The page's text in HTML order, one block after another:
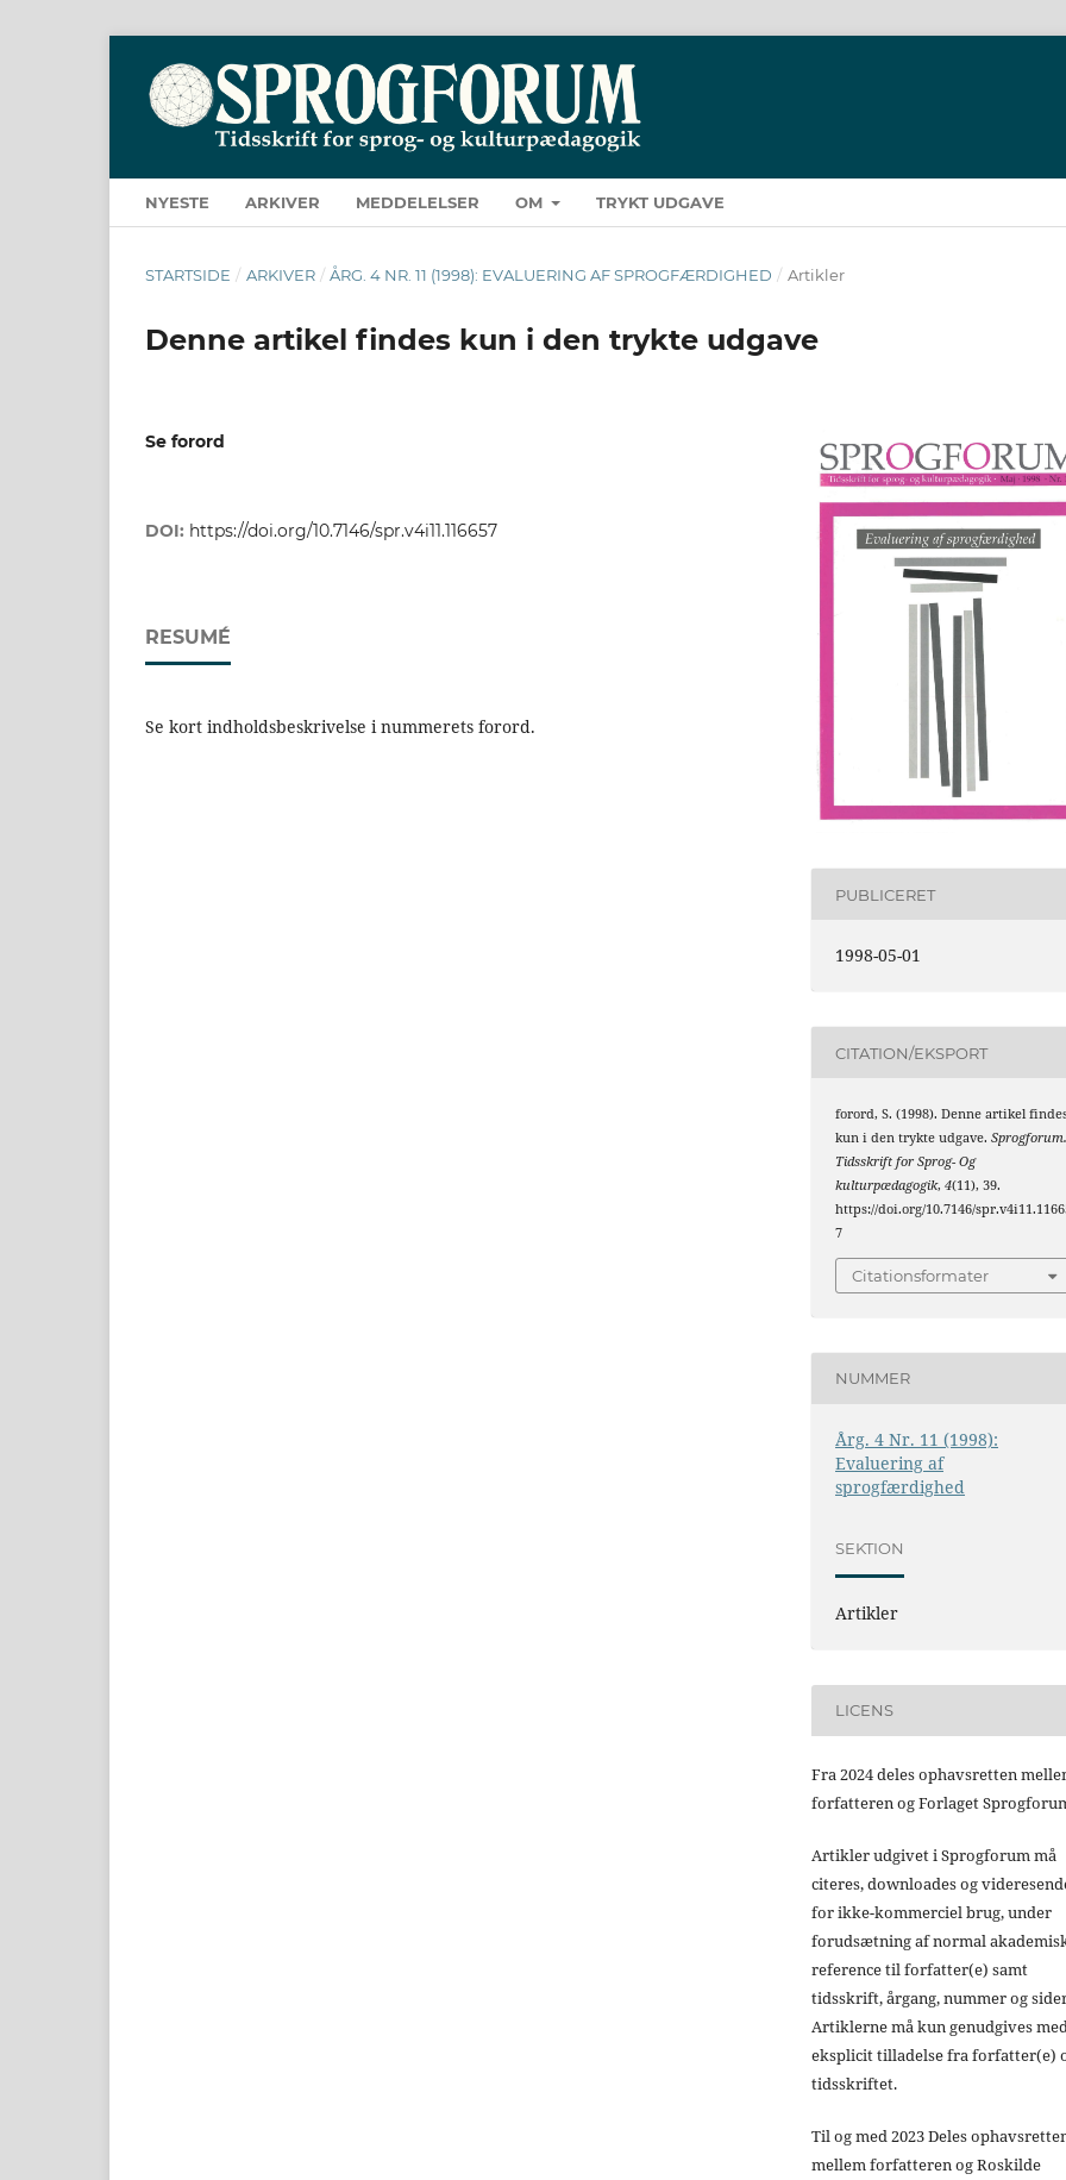
NYESTE ARKIVER MEDDELELSER OM TRYKT UDGAVE
STARTSIDE / ARKIVER / ÅRG. 4 NR. 11 (1998): EVALUERING AF SPROGFÆRDIGHED / Artikler
Denne artikel findes kun i den trykte udgave
Se forord
DOI: https://doi.org/10.7146/spr.v4i11.116657
RESUMÉ
Se kort indholdsbeskrivelse i nummerets forord.
PUBLICERET
1998-05-01
CITATION/EKSPORT
forord, S. (1998). Denne artikel
kun i den trykte udgave.Sprogforum.
Tidsskrift for Sprog- Og
kulturpædagogik,4(11), 39.
https://doi.org/10.7146/
7
Citationsformater
NUMMER
Årg. 4 Nr. 11 (1998):
Evaluering af
sprogfærdighed
SEKTION
Artikler
LICENS
Fra 2024 deles ophavsretten
forfatteren og Forlaget
Artikler udgivet i Sprogforum må
citeres, downloades og
for ikke-kommerciel brug, under
forudsætning af normal
reference til forfatter(e) samt
tidsskrift, årgang, nummer og
Artiklerne må kun genudgives
eksplicit tilladelse fra forfatter(e)
tidsskriftet.
Til og med 2023 Deles
mellem forfatteren og Roskilde